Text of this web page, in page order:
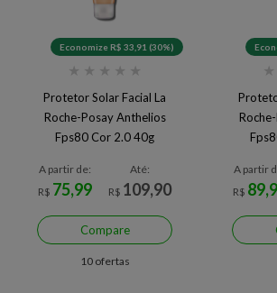
Economize R$ 33,91 (30%)
★ ★ ★ ★ ★
Protetor Solar Facial La
Roche-Posay Anthelios
Fps80 Cor 2.0 40g
A partir de:
R$ 75,99
Até:
R$ 109,90
Compare
10 ofertas
★
A partir
R$